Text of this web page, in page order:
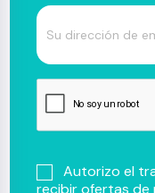
Autorizo el